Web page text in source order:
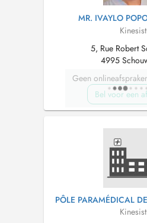
MR. IVAYLO
Kinesist
5, Rue Robert
4995
Geen
Bel voor een
PÔLE PARAMÉDICAL
Kinesist